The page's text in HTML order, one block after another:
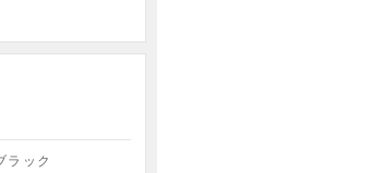
ラック